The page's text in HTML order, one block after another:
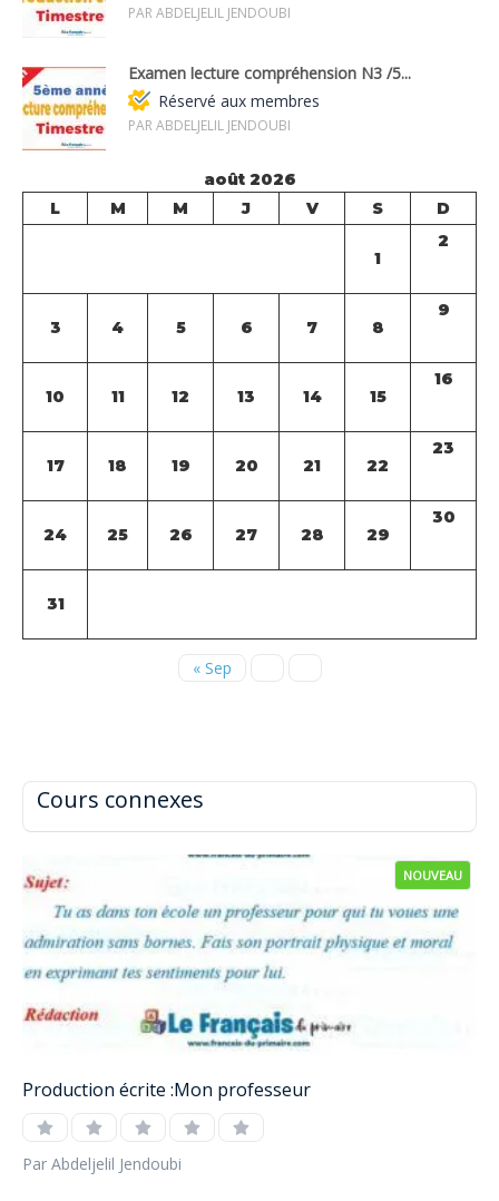
Cours connexes
NOUVEAU
Production écrite :Mon professeur
Par Abdeljelil Jendoubi
PAR ABDELJELIL JENDOUBI
Examen lecture compréhension N3 /5...
Réservé aux membres
PAR ABDELJELIL JENDOUBI
août 2026
L
M M J V S D
1
2
3 4 5 6 7 8
9
10 11 12 13 14 15
16
17 18 19 20 21 22
23
24 25 26 27 28 29
30
31
« Sep